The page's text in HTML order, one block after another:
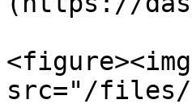
<figure><img
src="/files/